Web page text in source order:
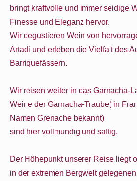
bringt kraftvolle und immer seidige
Finesse und Eleganz hervor.
Wir degustieren Wein von
Artadi und erleben die Vielfalt des
Barriquefässern.
Wir reisen weiter in das Garnacha-
Weine der Garnacha-Traube( in
Namen Grenache bekannt)
sind hier vollmundig und saftig.
Der Höhepunkt unserer Reise liegt
in der extremen Bergwelt